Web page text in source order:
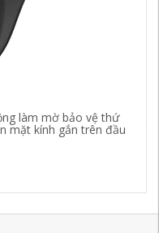
làm mờ bảo vệ thứ
mặt kính gắn trên đầu